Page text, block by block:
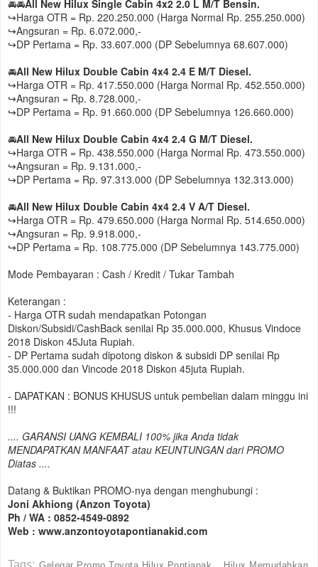
🚘🚘All New Hilux Single Cabin 4x2 2.0 L M/T Bensin.
↪Harga OTR = Rp. 220.250.000 (Harga Normal Rp. 255.250.000)
↪Angsuran = Rp. 6.072.000,-
↪DP Pertama = Rp. 33.607.000 (DP Sebelumnya 68.607.000)
🚘All New Hilux Double Cabin 4x4 2.4 E M/T Diesel.
↪Harga OTR = Rp. 417.550.000 (Harga Normal Rp. 452.550.000)
↪Angsuran = Rp. 8.728.000,-
↪DP Pertama = Rp. 91.660.000 (DP Sebelumnya 126.660.000)
🚘All New Hilux Double Cabin 4x4 2.4 G M/T Diesel.
↪Harga OTR = Rp. 438.550.000 (Harga Normal Rp. 473.550.000)
↪Angsuran = Rp. 9.131.000,-
↪DP Pertama = Rp. 97.313.000 (DP Sebelumnya 132.313.000)
🚘All New Hilux Double Cabin 4x4 2.4 V A/T Diesel.
↪Harga OTR = Rp. 479.650.000 (Harga Normal Rp. 514.650.000)
↪Angsuran = Rp. 9.918.000,-
↪DP Pertama = Rp. 108.775.000 (DP Sebelumnya 143.775.000)
Mode Pembayaran : Cash / Kredit / Tukar Tambah
Keterangan :
- Harga OTR sudah mendapatkan Potongan
Diskon/Subsidi/CashBack senilai Rp 35.000.000, Khusus Vindoce
2018 Diskon 45Juta Rupiah.
- DP Pertama sudah dipotong diskon & subsidi DP senilai Rp
35.000.000 dan Vincode 2018 Diskon 45juta Rupiah.
- DAPATKAN : BONUS KHUSUS untuk pembelian dalam minggu ini
!!!
.... GARANSI UANG KEMBALI 100% jika Anda tidak
MENDAPATKAN MANFAAT atau KEUNTUNGAN dari PROMO
Diatas ....
Datang & Buktikan PROMO-nya dengan menghubungi :
Joni Akhiong (Anzon Toyota)
Ph / WA : 0852-4549-0892
Web : www.anzontoyotapontianakid.com